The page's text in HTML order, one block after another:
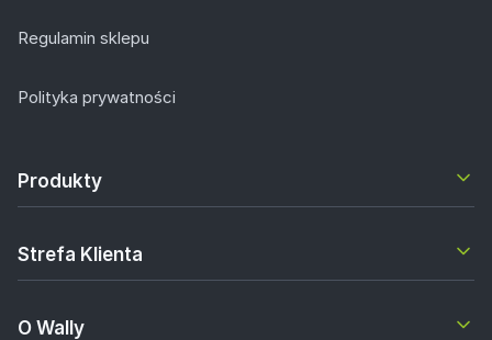
Regulamin sklepu
Polityka prywatności
Produkty
Strefa Klienta
O Wally